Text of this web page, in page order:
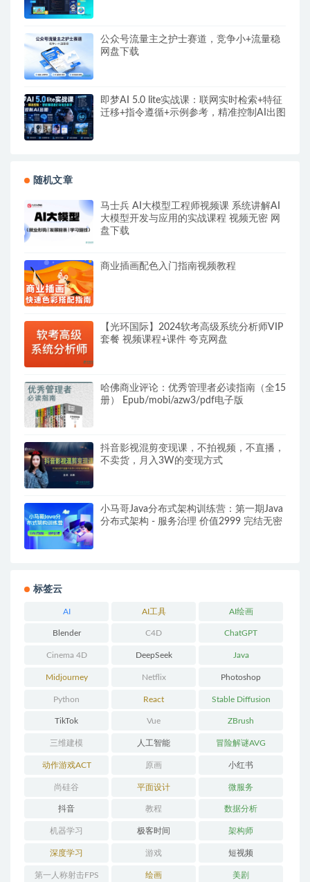
公众号流量主之护士赛道，竞争小+流量稳
网盘下载
即梦AI 5.0 lite实战课：联网实时检索+特征
迁移+指令遵循+示例参考，精准控制AI出图
随机文章
马士兵 AI大模型工程师视频课 系统讲解AI
大模型开发与应用的实战课程 视频无密 网
盘下载
商业插画配色入门指南视频教程
【光环国际】2024软考高级系统分析师VIP
套餐 视频课程+课件 夸克网盘
哈佛商业评论：优秀管理者必读指南（全15
册） Epub/mobi/azw3/pdf电子版
抖音影视混剪变现课，不拍视频，不直播，
不卖货，月入3W的变现方式
小马哥Java分布式架构训练营：第一期Java
分布式架构 - 服务治理 价值2999 完结无密
标签云
AI AI工具 AI绘画
Blender C4D ChatGPT
Cinema 4D DeepSeek Java
Midjourney Netflix Photoshop
Python React Stable Diffusion
TikTok Vue ZBrush
三维建模 人工智能 冒险解谜AVG
动作游戏ACT 原画 小红书
尚硅谷 平面设计 微服务
抖音 教程 数据分析
机器学习 极客时间 架构师
深度学习 游戏 短视频
第一人称射击FPS 绘画 美剧